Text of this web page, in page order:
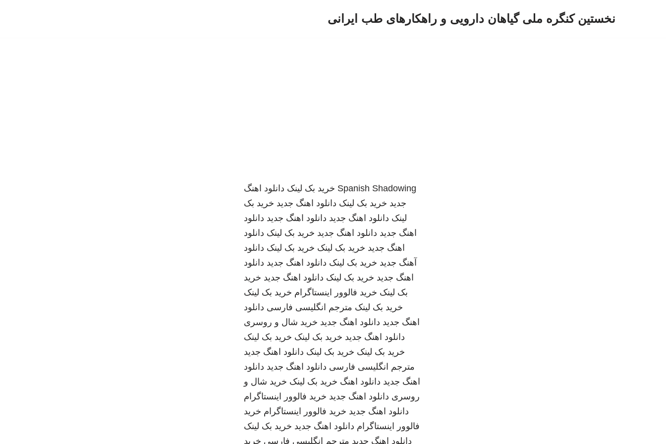
نخستین کنگره ملی گیاهان دارویی و راهکارهای طب ایرانی
Spanish Shadowing خرید بک لینک دانلود اهنگ
جدید خرید بک لینک دانلود اهنگ جدید خرید بک
لینک دانلود اهنگ جدید دانلود اهنگ جدید دانلود
اهنگ جدید دانلود اهنگ جدید خرید بک لینک دانلود
اهنگ جدید خرید بک لینک خرید بک لینک دانلود
آهنگ جدید خرید بک لینک دانلود اهنگ جدید دانلود
اهنگ جدید خرید بک لینک دانلود اهنگ جدید خرید
بک لینک خرید فالوور اینستاگرام خرید بک لینک
خرید بک لینک مترجم انگلیسی فارسی دانلود
اهنگ جدید دانلود اهنگ جدید خرید شال و روسری
دانلود اهنگ جدید خرید بک لینک خرید بک لینک
خرید بک لینک خرید بک لینک دانلود اهنگ جدید
مترجم انگلیسی فارسی دانلود اهنگ جدید دانلود
اهنگ جدید دانلود اهنگ خرید بک لینک خرید شال و
روسری دانلود اهنگ جدید خرید فالوور اینستاگرام
دانلود اهنگ جدید خرید فالوور اینستاگرام خرید
فالوور اینستاگرام دانلود اهنگ جدید خرید بک لینک
دانلود اهنگ جدید مترجم انگلیسی فارسی خرید